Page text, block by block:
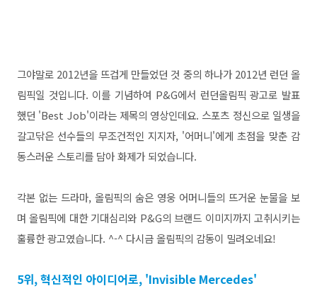
그야말로 2012년을 뜨겁게 만들었던 것 중의 하나가 2012년 런던 올
림픽일 것입니다. 이를 기념하여 P&G에서 런던올림픽 광고로 발표
했던 'Best Job'이라는 제목의 영상인데요. 스포츠 정신으로 일생을
갈고닦은 선수들의 무조건적인 지지자, '어머니'에게 초점을 맞춘 감
동스러운 스토리를 담아 화제가 되었습니다.
각본 없는 드라마, 올림픽의 숨은 영웅 어머니들의 뜨거운 눈물을 보
며 올림픽에 대한 기대심리와 P&G의 브랜드 이미지까지 고취시키는
훌륭한 광고였습니다. ^-^ 다시금 올림픽의 감동이 밀려오네요!
5위, 혁신적인 아이디어로, 'Invisible Mercedes'